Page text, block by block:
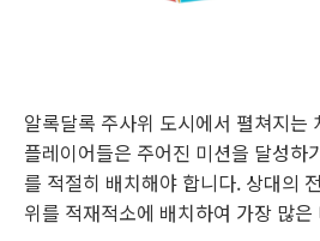
알록달록 주사위 도시에서 펼쳐지는
플레이어들은 주어진 미션을 달성하
를 적절히 배치해야 합니다. 상대의
위를 적재적소에 배치하여 가장 많